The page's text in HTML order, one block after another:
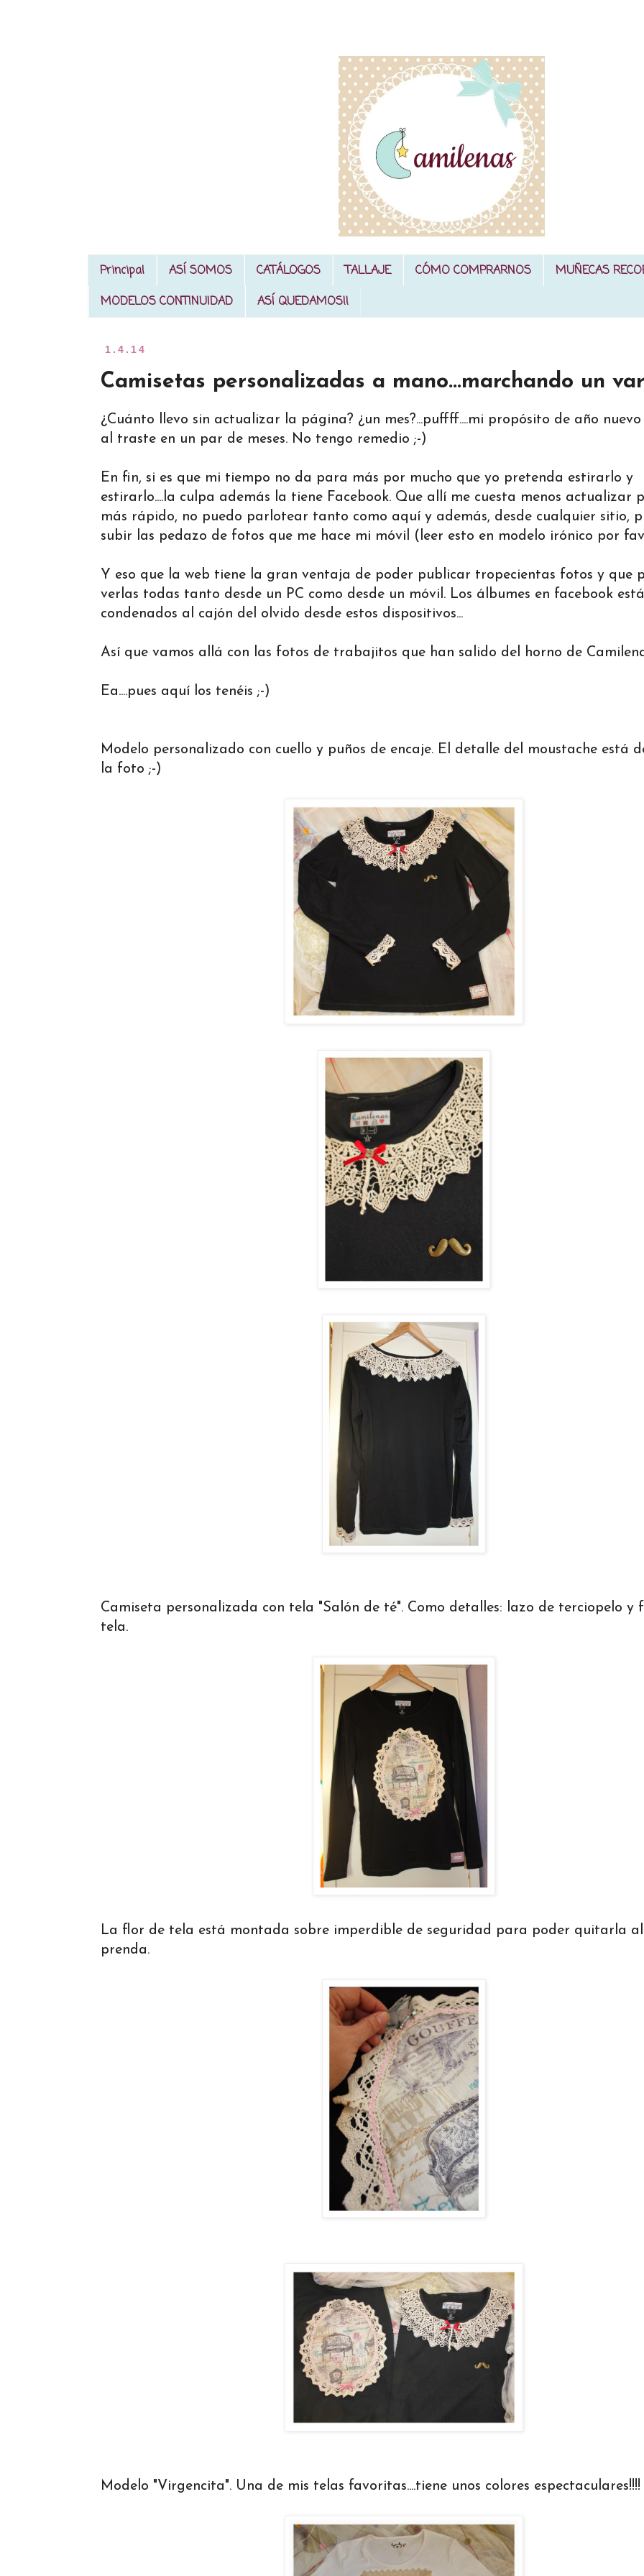
Principal ASÍ SOMOS CATÁLOGOS TALLAJE CÓMO COMPRARNOS MUÑECAS
MODELOS CONTINUIDAD
ASÍ QUEDAMOS!!
1.4.14
Camisetas personalizadas a mano...marchando un
¿Cuánto llevo sin actualizar la página? ¿un mes?...puffff....mi propósito de año
al traste en un par de meses. No tengo remedio ;-)
En fin, si es que mi tiempo no da para más por mucho que yo pretenda estirarlo y
estirarlo....la culpa además la tiene Facebook. Que allí me cuesta menos actualizar
más rápido, no puedo parlotear tanto como aquí y además, desde cualquier sitio,
subir las pedazo de fotos que me hace mi móvil (leer esto en modelo irónico por
Y eso que la web tiene la gran ventaja de poder publicar tropecientas fotos y que
verlas todas tanto desde un PC como desde un móvil. Los álbumes en facebook
condenados al cajón del olvido desde estos dispositivos...
Así que vamos allá con las fotos de trabajitos que han salido del horno de
Ea....pues aquí los tenéis ;-)
Modelo personalizado con cuello y puños de encaje. El detalle del moustache está
la foto ;-)
Camiseta personalizada con tela "Salón de té". Como detalles: lazo de terciopelo y
tela.
La flor de tela está montada sobre imperdible de seguridad para poder quitarla
prenda.
Modelo "Virgencita". Una de mis telas favoritas....tiene unos colores espectaculares!!!!